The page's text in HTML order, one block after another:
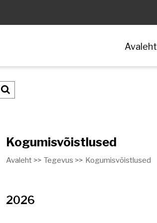
Avaleht
Otsi
Kogumisvõistlused
Avaleht >> Tegevus >> Kogumisvõistlused
2026